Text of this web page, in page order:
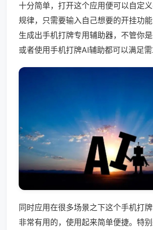
十分简单，打开这个应用便可以自定
规律，只需要输入自己想要的开挂功
生成出手机打牌专用辅助器，不管你
或者使用手机打牌AI辅助都可以满足需
同时应用在很多场景之下这个手机打
非常有用的，使用起来简单便捷。特